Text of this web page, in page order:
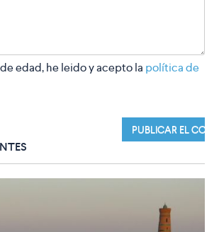
edad, he leido y acepto la política de